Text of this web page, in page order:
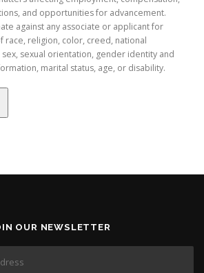
and opportunities for advancement.
against any associate or applicant for
race, religion, color, creed, national
sexual orientation, gender identity and
marital status, age, or disability.
OUR NEWSLETTER